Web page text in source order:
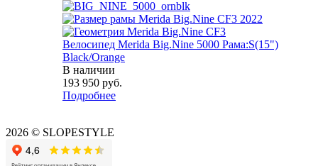
Велосипед Merida Big.Nine 5000 Рама:S(15")
Black/Orange
В наличии
193 950 руб.
Подробнее
2026 © SLOPESTYLE